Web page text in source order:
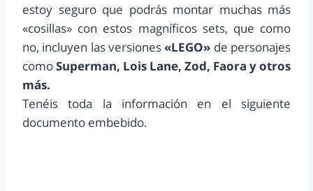
estoy seguro que podrás montar muchas más
«cosillas» con estos magníficos sets, que como
no, incluyen las versiones«LEGO» de personajes
comoSuperman, Lois Lane, Zod, Faora y otros
más.
Tenéis toda la información en el siguiente
documento embebido.